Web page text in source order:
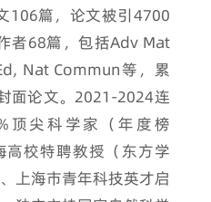
106篇，论文被引4700
者68篇，包括Adv Mat
Nat Commun等，累
面论文。2021-2024连
顶尖科学家（年度榜
校特聘教授（东方学
上海市青年科技英才启